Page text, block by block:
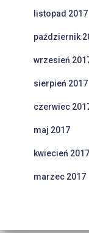
listopad 2017
październik
wrzesień
sierpień 2017
czerwiec
maj 2017
kwiecień 2017
marzec 2017